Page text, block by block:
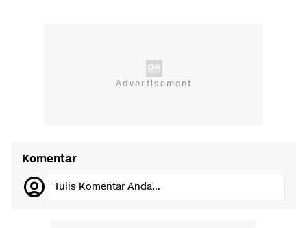
Komentar
Tulis Komentar Anda...